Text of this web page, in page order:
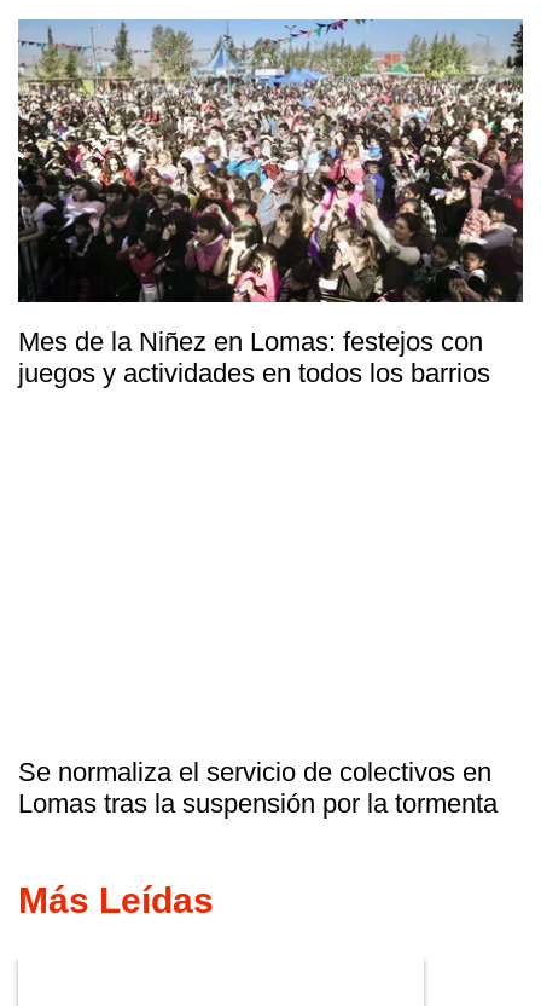
Mes de la Niñez en Lomas: festejos con
juegos y actividades en todos los barrios
Se normaliza el servicio de colectivos en
Lomas tras la suspensión por la tormenta
Más Leídas